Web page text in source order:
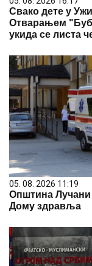
Свако дете у
Отварањем
укида се листа
05. 08. 2026 11:19
Општина Лучани
Дому здравља